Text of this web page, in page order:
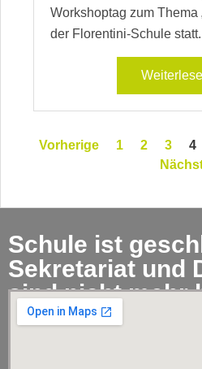
Workshoptag zum Thema
der Florentini-Schule statt.
Vorherige 1 2 3 4
Schule ist
Sekretariat und
sind nicht mehr